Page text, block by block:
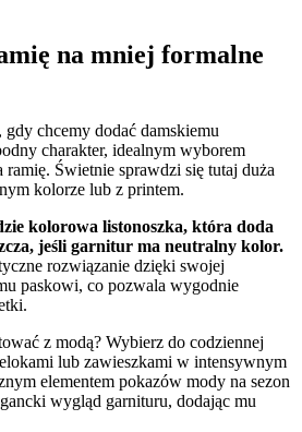
na mniej formalne
chcemy dodać damskiemu
charakter, idealnym wyborem
ramię. Świetnie sprawdzi się tutaj duża
kolorze lub z printem.
kolorowa listonoszka, która doda
jeśli garnitur ma neutralny kolor.
rozwiązanie dzięki swojej
paskowi, co pozwala wygodnie
z modą? Wybierz do codziennej
lub zawieszkami w intensywnym
elementem pokazów mody na sezon
wygląd garnituru, dodając mu